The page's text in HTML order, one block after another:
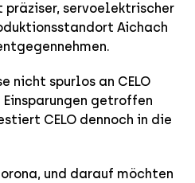
präziser, servoelektrischer
Aichach
nicht spurlos an CELO
getroffen
CELO dennoch in die
und darauf möchten